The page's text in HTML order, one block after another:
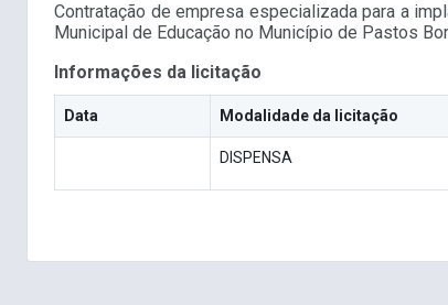
Contratação de empresa especializada para a
Municipal de Educação no Município de Pastos
Informações da licitação
Data Modalidade da licitação
DISPENSA